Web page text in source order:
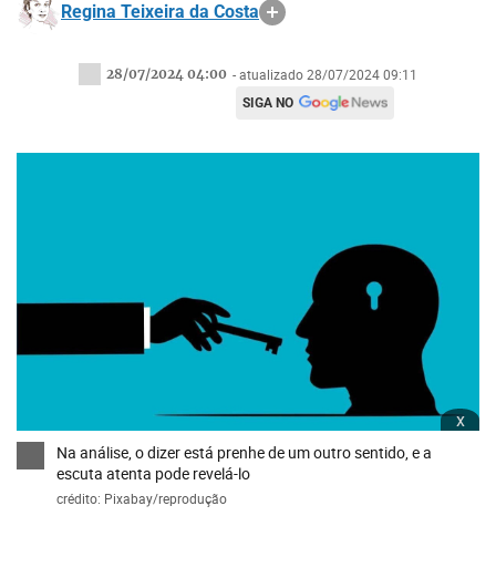
Regina Teixeira da Costa
28/07/2024 04:00 - atualizado 28/07/2024 09:11
SIGA NO
x
Na análise, o dizer está prenhe de um outro sentido, e a
escuta atenta pode revelá-lo
crédito: Pixabay/reprodução